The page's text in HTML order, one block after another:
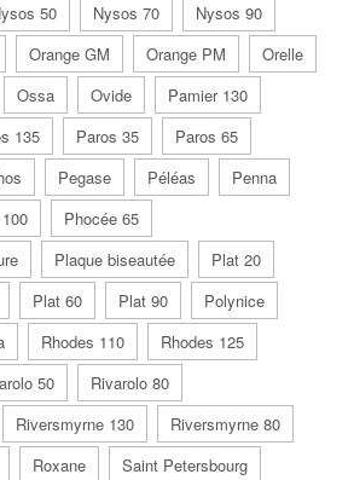
50 Nysos 70
Nysos 90
Orange GM Orange PM
Orelle
Ossa Ovide
Pamier 130
135 Paros 35
Paros 65
Pegase Péléas
Penna
Phocée 65
Plaque biseautée
Plat 20
Plat 60 Plat 90
Polynice
Rhodes 110
Rhodes 125
50
Rivarolo 80
Riversmyrne 130
Riversmyrne 80
Roxane
Saint Petersbourg